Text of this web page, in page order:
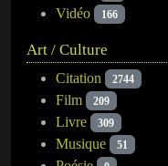
Vidéo 166
Art / Culture
Citation 2744
Film 209
Livre 309
Musique 51